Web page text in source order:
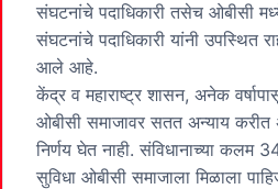
संघटनांचे पदाधिकारी तसेच ओबीसी
संघटनांचे पदाधिकारी यांनी उपस्थित
आले आहे.
केंद्र व महाराष्ट्र शासन, अनेक
ओबीसी समाजावर सतत अन्याय करीत
निर्णय घेत नाही. संविधानाच्या कलम
सुविधा ओबीसी समाजाला मिळाला